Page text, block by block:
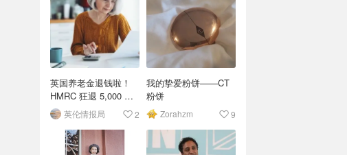
英国养老金退钱啦！
HMRC 狂退 5,000 万
镑，人均可
领 £4,000！
英伦情报局 2
我的挚爱粉饼——CT
粉饼
Zorahzm 9